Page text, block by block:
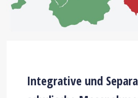
Integrative und